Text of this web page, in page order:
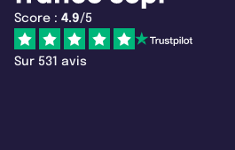
Score : 4.9/5
Sur 531 avis